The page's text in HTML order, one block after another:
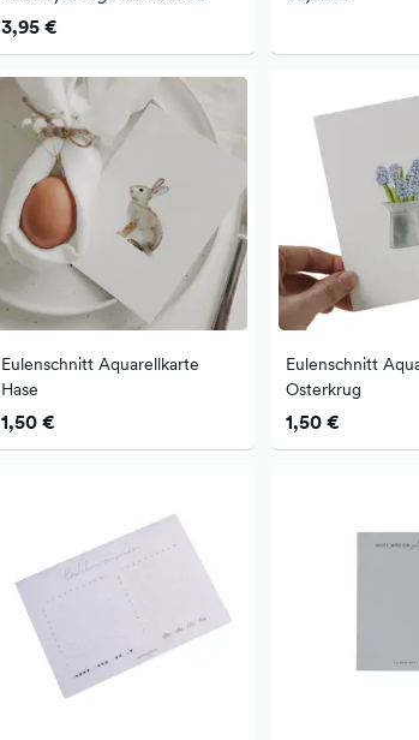
3,95 €
Eulenschnitt Aquarellkarte
Hase
1,50 €
Eulenschnitt
Osterkrug
1,50 €